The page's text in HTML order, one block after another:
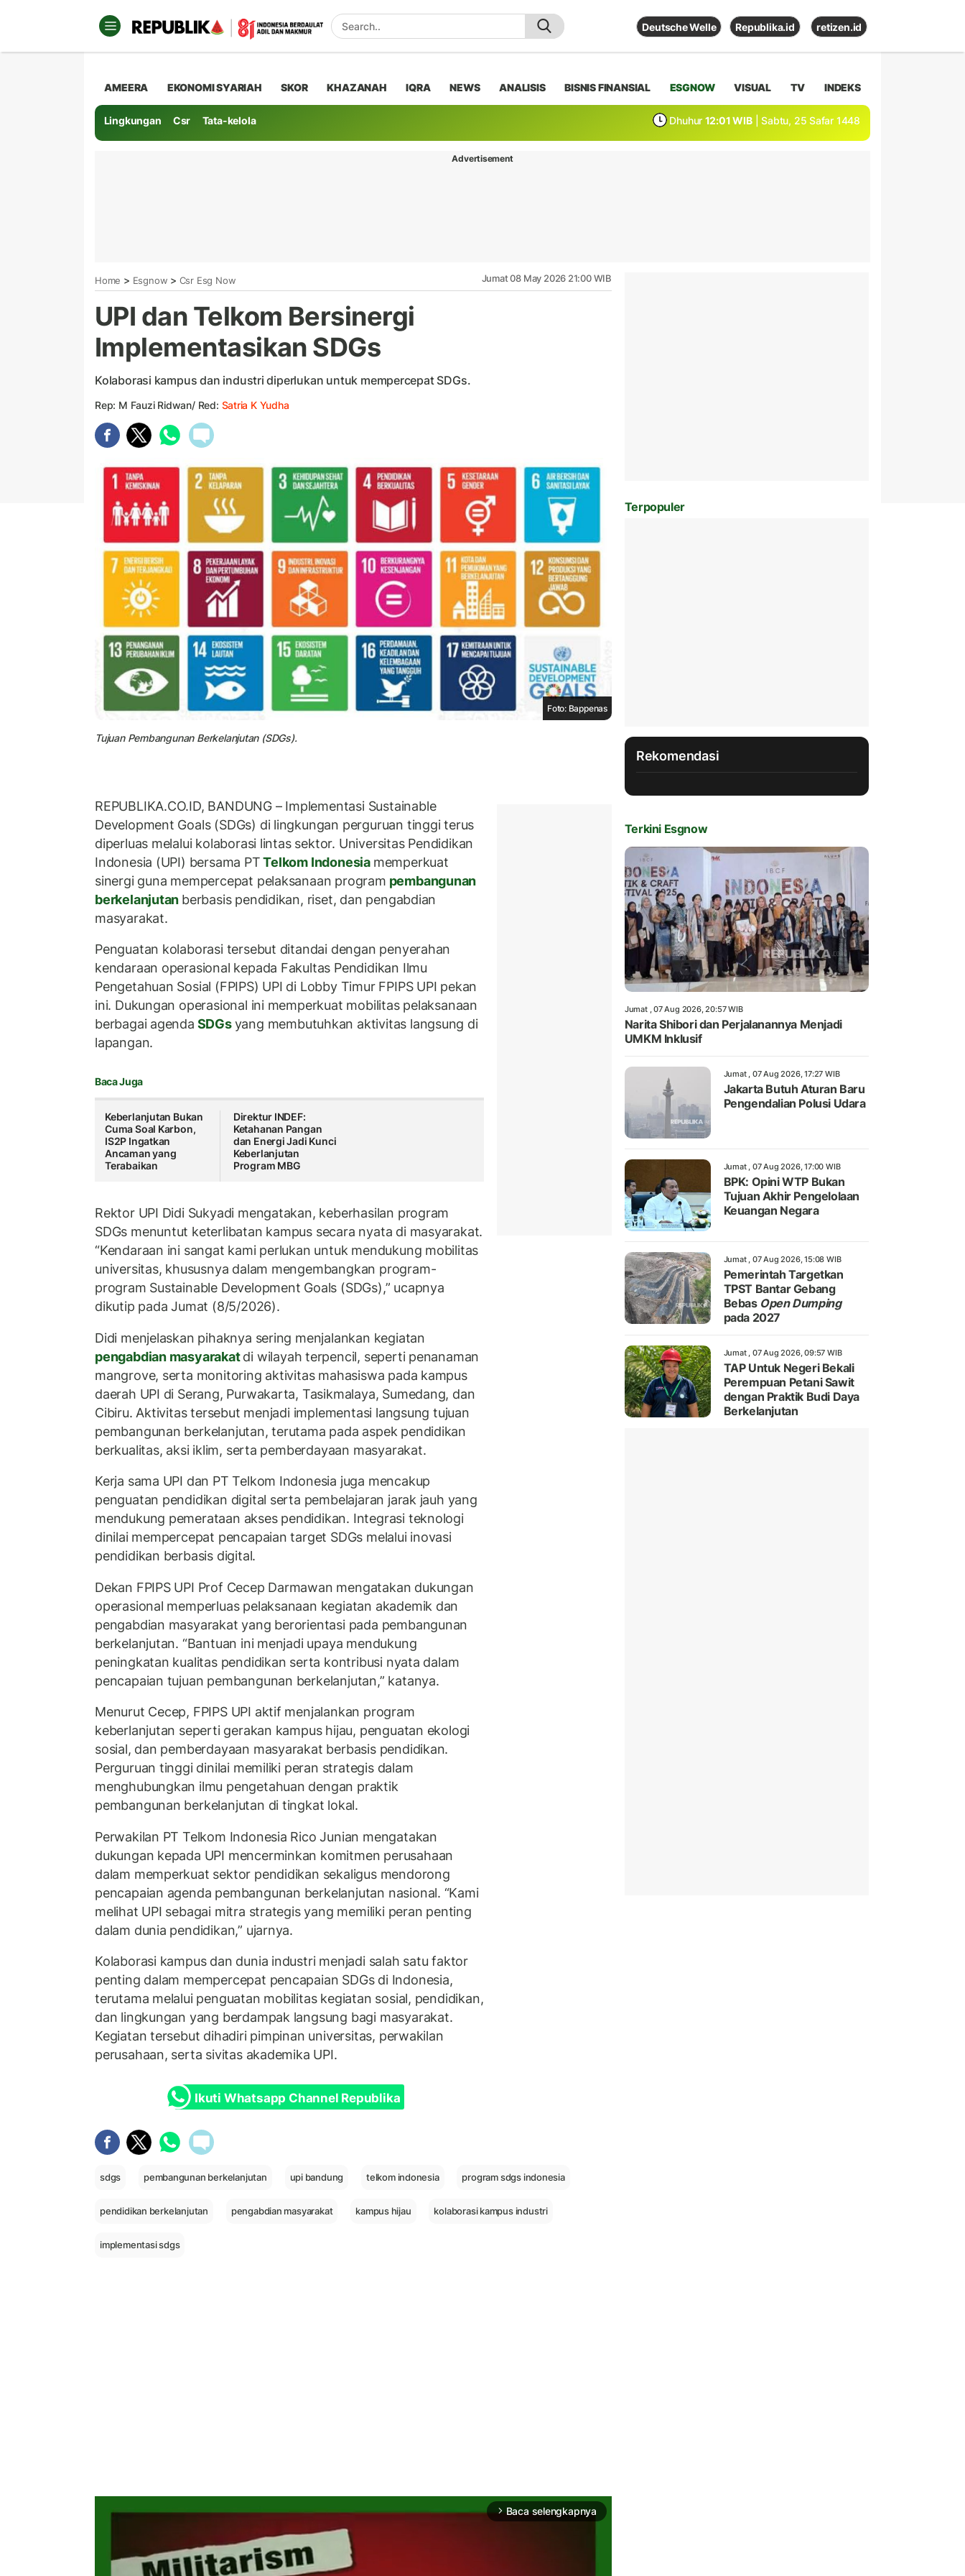
Deutsche Welle Republika.id retizen.id
AMEERA EKONOMI SYARIAH SKOR KHAZANAH IQRA NEWS ANALISIS BISNIS FINANSIAL ESGNOW VISUAL TV INDEKS
Lingkungan Csr Tata-kelola Dhuhur 12:01 WIB | Sabtu, 25 Safar 1448
Advertisement
Home > Esgnow > Csr Esg Now Jumat 08 May 2026 21:00 WIB
UPI dan Telkom Bersinergi
Implementasikan SDGs
Kolaborasi kampus dan industri diperlukan untuk mempercepat SDGs.
Rep: M Fauzi Ridwan/ Red: Satria K Yudha
Foto: Bappenas
Tujuan Pembangunan Berkelanjutan (SDGs).
REPUBLIKA.CO.ID, BANDUNG – Implementasi Sustainable
Development Goals (SDGs) di lingkungan perguruan tinggi terus
diperluas melalui kolaborasi lintas sektor. Universitas Pendidikan
Indonesia (UPI) bersama PTTelkom Indonesia memperkuat
sinergi guna mempercepat pelaksanaan program pembangunan
berkelanjutan berbasis pendidikan, riset, dan pengabdian
masyarakat.
Penguatan kolaborasi tersebut ditandai dengan penyerahan
kendaraan operasional kepada Fakultas Pendidikan Ilmu
Pengetahuan Sosial (FPIPS) UPI di Lobby Timur FPIPS UPI pekan
ini. Dukungan operasional ini memperkuat mobilitas pelaksanaan
berbagai agenda SDGsyang membutuhkan aktivitas langsung di
lapangan.
Baca Juga
Keberlanjutan Bukan
Cuma Soal Karbon,
IS2P Ingatkan
Ancaman yang
Terabaikan
Direktur INDEF:
Ketahanan Pangan
dan Energi Jadi Kunci
Keberlanjutan
Program MBG
Rektor UPI Didi Sukyadi mengatakan, keberhasilan program
SDGs menuntut keterlibatan kampus secara nyata di masyarakat.
“Kendaraan ini sangat kami perlukan untuk mendukung mobilitas
universitas, khususnya dalam mengembangkan program-
program Sustainable Development Goals (SDGs),” ucapnya
dikutip pada Jumat (8/5/2026).
Didi menjelaskan pihaknya sering menjalankan kegiatan
pengabdian masyarakatdi wilayah terpencil, seperti penanaman
mangrove, serta monitoring aktivitas mahasiswa pada kampus
daerah UPI di Serang, Purwakarta, Tasikmalaya, Sumedang, dan
Cibiru. Aktivitas tersebut menjadi implementasi langsung tujuan
pembangunan berkelanjutan, terutama pada aspek pendidikan
berkualitas, aksi iklim, serta pemberdayaan masyarakat.
Kerja sama UPI dan PT Telkom Indonesia juga mencakup
penguatan pendidikan digital serta pembelajaran jarak jauh yang
mendukung pemerataan akses pendidikan. Integrasi teknologi
dinilai mempercepat pencapaian target SDGs melalui inovasi
pendidikan berbasis digital.
Dekan FPIPS UPI Prof Cecep Darmawan mengatakan dukungan
operasional memperluas pelaksanaan kegiatan akademik dan
pengabdian masyarakat yang berorientasi pada pembangunan
berkelanjutan. “Bantuan ini menjadi upaya mendukung
peningkatan kualitas pendidikan serta kontribusi nyata dalam
pencapaian tujuan pembangunan berkelanjutan,” katanya.
Menurut Cecep, FPIPS UPI aktif menjalankan program
keberlanjutan seperti gerakan kampus hijau, penguatan ekologi
sosial, dan pemberdayaan masyarakat berbasis pendidikan.
Perguruan tinggi dinilai memiliki peran strategis dalam
menghubungkan ilmu pengetahuan dengan praktik
pembangunan berkelanjutan di tingkat lokal.
Perwakilan PT Telkom Indonesia Rico Junian mengatakan
dukungan kepada UPI mencerminkan komitmen perusahaan
dalam memperkuat sektor pendidikan sekaligus mendorong
pencapaian agenda pembangunan berkelanjutan nasional. “Kami
melihat UPI sebagai mitra strategis yang memiliki peran penting
dalam dunia pendidikan,” ujarnya.
Kolaborasi kampus dan dunia industri menjadi salah satu faktor
penting dalam mempercepat pencapaian SDGs di Indonesia,
terutama melalui penguatan mobilitas kegiatan sosial, pendidikan,
dan lingkungan yang berdampak langsung bagi masyarakat.
Kegiatan tersebut dihadiri pimpinan universitas, perwakilan
perusahaan, serta sivitas akademika UPI.
Ikuti Whatsapp Channel Republika
sdgs pembangunan berkelanjutan upi bandung telkom indonesia program sdgs indonesia
pendidikan berkelanjutan pengabdian masyarakat kampus hijau kolaborasi kampus industri
implementasi sdgs
arrow_forward_ios Baca selengkapnya
Terpopuler
Rekomendasi
Terkini Esgnow
Jumat , 07 Aug 2026, 20:57 WIB
Narita Shibori dan Perjalanannya Menjadi
UMKM Inklusif
Jumat , 07 Aug 2026, 17:27 WIB
Jakarta Butuh Aturan Baru
Pengendalian Polusi Udara
Jumat , 07 Aug 2026, 17:00 WIB
BPK: Opini WTP Bukan
Tujuan Akhir Pengelolaan
Keuangan Negara
Jumat , 07 Aug 2026, 15:08 WIB
Pemerintah Targetkan
TPST Bantar Gebang
Bebas Open Dumping
pada 2027
Jumat , 07 Aug 2026, 09:57 WIB
TAP Untuk Negeri Bekali
Perempuan Petani Sawit
dengan Praktik Budi Daya
Berkelanjutan